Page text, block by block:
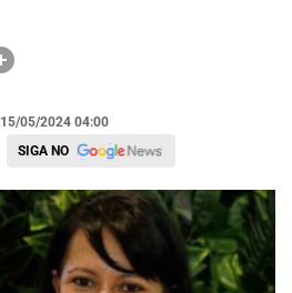
15/05/2024 04:00
SIGA NO